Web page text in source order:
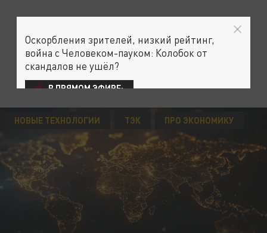
НОВЫЕ ТЕХНОЛОГИИ ТЭК ПРО ЭКОНОМИКУ
Оскорбления зрителей, низкий рейтинг,
война с Человеком-пауком: Колобок от
скандалов не ушёл?
В ПРЯМОМ ЭФИРЕ: